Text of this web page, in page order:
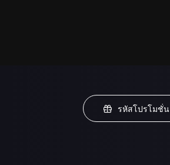
รหัสโปรโมชั่น